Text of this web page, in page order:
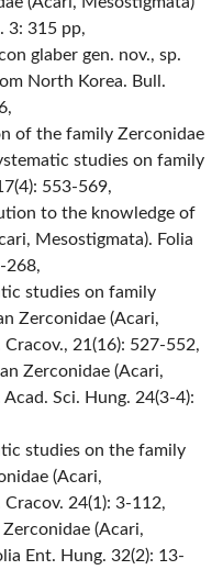
3: 315 pp,
glaber gen. nov., sp.
North Korea. Bull.
of the family Zerconidae
studies on family
553-569,
to the knowledge of
Mesostigmata). Folia
268,
studies on family
Zerconidae (Acari,
21(16): 527-552,
Zerconidae (Acari,
Sci. Hung. 24(3-4):
studies on the family
(Acari,
24(1): 3-112,
Zerconidae (Acari,
Ent. Hung. 32(2): 13-